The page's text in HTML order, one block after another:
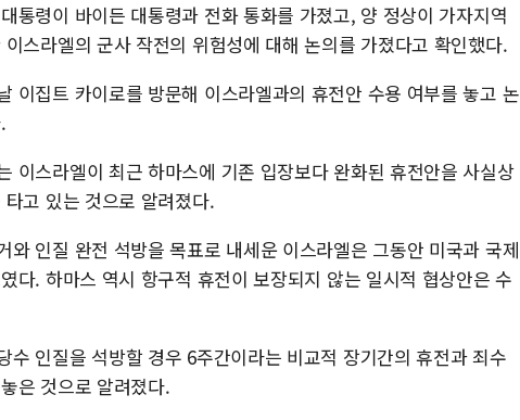
통령이 바이든 대통령과 전화 통화를 가졌고, 양 정상이 가자지역
스라엘의 군사 작전의 위험성에 대해 논의를 가졌다고 확인했다.
이집트 카이로를 방문해 이스라엘과의 휴전안 수용 여부를 놓고 논
이스라엘이 최근 하마스에 기존 입장보다 완화된 휴전안을 사실상
고 있는 것으로 알려졌다.
와 인질 완전 석방을 목표로 내세운 이스라엘은 그동안 미국과 국제
다. 하마스 역시 항구적 휴전이 보장되지 않는 일시적 협상안은 수
수 인질을 석방할 경우 6주간이라는 비교적 장기간의 휴전과 죄수
은 것으로 알려졌다.